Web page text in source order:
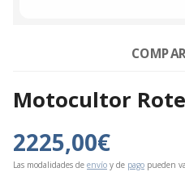
Motocultor
2225,00€
Las modalidades de envío y de pago pueden